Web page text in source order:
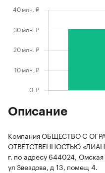
Описание
Компания ОБЩЕСТВО С
ОТВЕТСТВЕННОСТЬЮ
г. по адресу 644024,
ул Звездова, д 13, помещ 4.